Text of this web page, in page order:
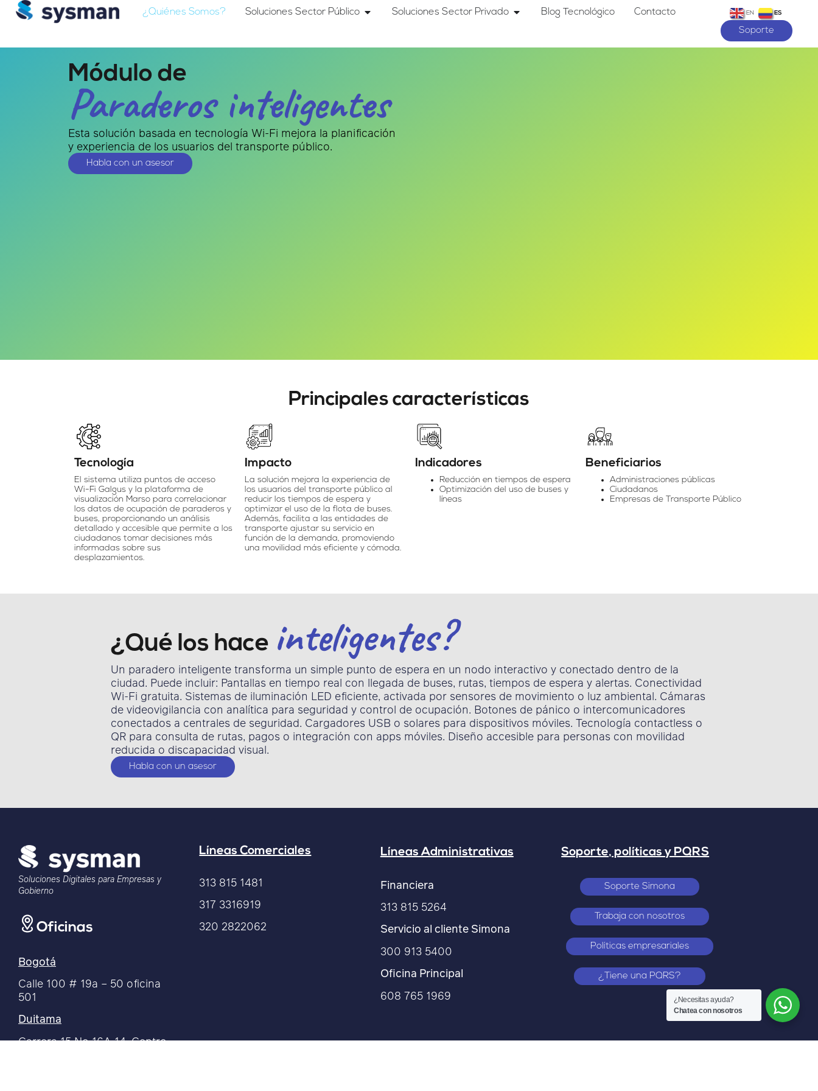
¿Quiénes Somos? Soluciones Sector Público Soluciones Sector Privado Blog Tecnológico Contacto EN ES
Soporte
Módulo de
Paraderos inteligentes
Esta solución basada en tecnología Wi-Fi mejora la planificación
y experiencia de los usuarios del transporte público.
Habla con un asesor
Principales características
Tecnología
El sistema utiliza puntos de acceso
Wi-Fi Galgus y la plataforma de
visualización Marso para correlacionar
los datos de ocupación de paraderos y
buses, proporcionando un análisis
detallado y accesible que permite a los
ciudadanos tomar decisiones más
informadas sobre sus
desplazamientos.
Impacto
La solución mejora la experiencia de
los usuarios del transporte público al
reducir los tiempos de espera y
optimizar el uso de la flota de buses.
Además, facilita a las entidades de
transporte ajustar su servicio en
función de la demanda, promoviendo
una movilidad más eficiente y cómoda.
Indicadores
Reducción en tiempos de espera
Optimización del uso de buses y
líneas
Beneficiarios
Administraciones públicas
Ciudadanos
Empresas de Transporte Público
¿Qué los hace inteligentes?
Un paradero inteligente transforma un simple punto de espera en un nodo interactivo y conectado dentro de la
ciudad. Puede incluir: Pantallas en tiempo real con llegada de buses, rutas, tiempos de espera y alertas. Conectividad
Wi-Fi gratuita. Sistemas de iluminación LED eficiente, activada por sensores de movimiento o luz ambiental. Cámaras
de videovigilancia con analítica para seguridad y control de ocupación. Botones de pánico o intercomunicadores
conectados a centrales de seguridad. Cargadores USB o solares para dispositivos móviles. Tecnología contactless o
QR para consulta de rutas, pagos o integración con apps móviles. Diseño accesible para personas con movilidad
reducida o discapacidad visual.
Habla con un asesor
Soluciones Digitales para Empresas y
Gobierno
Oficinas
Bogotá
Calle 100 # 19a – 50 oficina
501
Duitama
Carrera 15 No 16A 14, Centro
Líneas Comerciales
313 815 1481
317 3316919
320 2822062
Líneas Administrativas
Financiera
313 815 5264
Servicio al cliente Simona
300 913 5400
Oficina Principal
608 765 1969
Soporte, políticas y PQRS
Soporte Simona
Trabaja con nosotros
Políticas empresariales
¿Tiene una PQRS?
¿Necesitas ayuda?
Chatea con nosotros